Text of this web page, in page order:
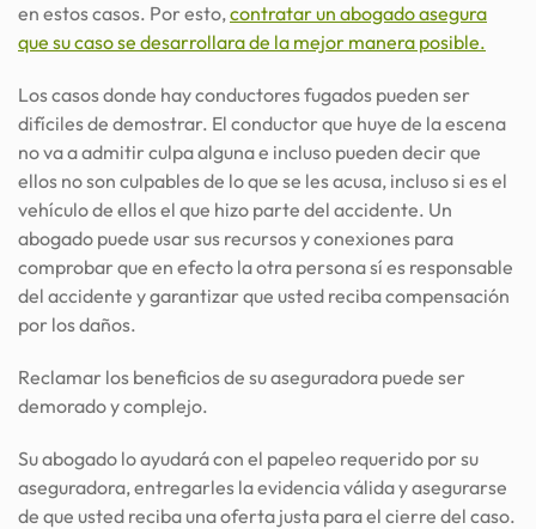
en estos casos. Por esto,contratar un abogado asegura
que su caso se desarrollara de la mejor manera posible.
Los casos donde hay conductores fugados pueden ser
difíciles de demostrar. El conductor que huye de la escena
no va a admitir culpa alguna e incluso pueden decir que
ellos no son culpables de lo que se les acusa, incluso si es el
vehículo de ellos el que hizo parte del accidente. Un
abogado puede usar sus recursos y conexiones para
comprobar que en efecto la otra persona sí es responsable
del accidente y garantizar que usted reciba compensación
por los daños.
Reclamar los beneficios de su aseguradora puede ser
demorado y complejo.
Su abogado lo ayudará con el papeleo requerido por su
aseguradora, entregarles la evidencia válida y asegurarse
de que usted reciba una oferta justa para el cierre del caso.